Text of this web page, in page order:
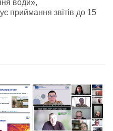
води»,
приймання звітів до 15